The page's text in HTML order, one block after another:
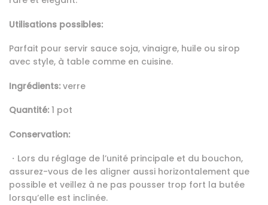
Utilisations possibles:
Parfait pour servir sauce soja, vinaigre, huile ou sirop
avec style, à table comme en cuisine.
Ingrédients: verre
Quantité: 1 pot
Conservation:
・ Lors du réglage de l’unité principale et du bouchon,
assurez-vous de les aligner aussi horizontalement que
possible et veillez à ne pas pousser trop fort la butée
lorsqu’elle est inclinée.